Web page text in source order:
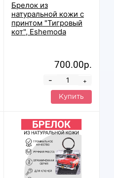
Брелок из
натуральной кожи с
принтом "Тигровый
кот", Eshemoda
700.00р.
+
-
Купить